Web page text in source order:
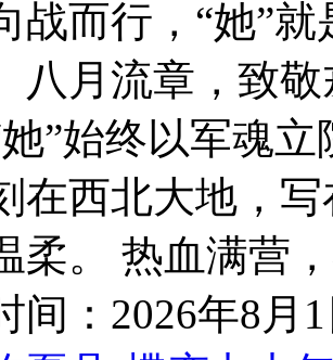
战而行，“她”
八月流章，致
”始终以军魂
在西北大地，
柔。 热血满营
间： 2026年8月